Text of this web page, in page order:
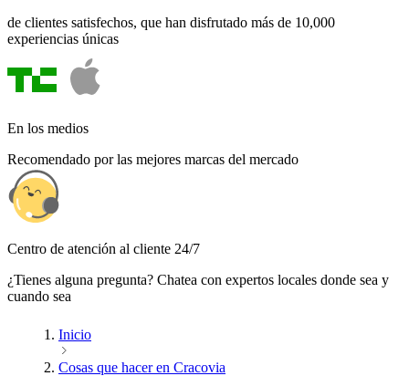
de clientes satisfechos, que han disfrutado más de 10,000
experiencias únicas
En los medios
Recomendado por las mejores marcas del mercado
Centro de atención al cliente 24/7
¿Tienes alguna pregunta? Chatea con expertos locales donde sea y
cuando sea
Inicio
Cosas que hacer en Cracovia